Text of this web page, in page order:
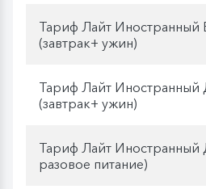
Тариф Лайт Иностранный
(завтрак+ ужин)
Тариф Лайт Иностранный
(завтрак+ ужин)
Тариф Лайт Иностранный
разовое питание)